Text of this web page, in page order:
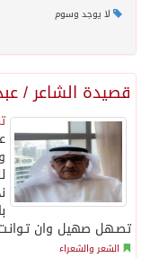
لا يوجد وسوم
قصيدة الشاعر /
تصـهل صهيل وان
الشعر والشعراء